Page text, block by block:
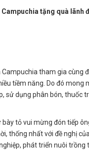
tặng quà lãnh
Campuchia tham gia cùng
tiềm năng. Do đó mong
sử dụng phân bón, thuốc
tỏ vui mừng đón tiếp
thống nhất với đề nghị
phát triển nuôi trồng